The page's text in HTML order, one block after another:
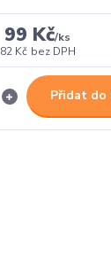
99 Kč/ks
82 Kč bez DPH
Přidat do